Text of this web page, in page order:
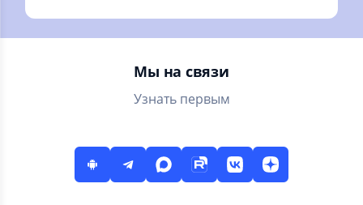
обертке
обертке
Мы на связи
Узнать первым